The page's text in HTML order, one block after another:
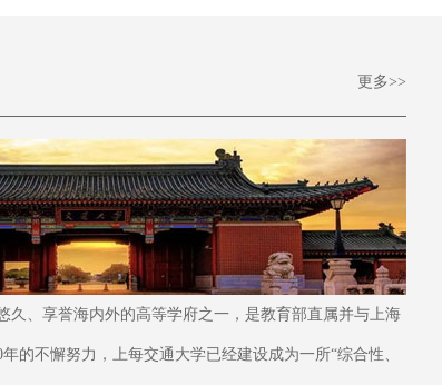
更多>>
、享誉海内外的高等学府之一，是教育部直属并与上海
的不懈努力，上每交通大学已经建设成为一所“综合性、